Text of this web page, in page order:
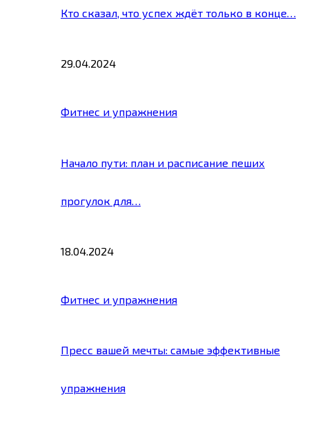
Кто сказал, что успех ждёт только в конце…
29.04.2024
Фитнес и упражнения
Начало пути: план и расписание пеших
прогулок для…
18.04.2024
Фитнес и упражнения
Пресс вашей мечты: самые эффективные
упражнения